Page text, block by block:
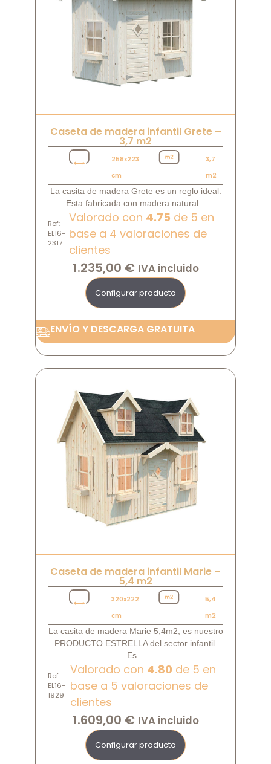
Caseta de madera infantil Grete –
3,7 m2
258x223
cm
3,7
m2
La casita de madera Grete es un reglo ideal.
Esta fabricada con madera natural...
Ref:
EL16-
2317
Valorado con 4.75 de 5 en
base a 4 valoraciones de
clientes
1.235,00 € IVA incluido
Configurar producto
ENVÍO Y DESCARGA GRATUITA
Caseta de madera infantil Marie –
5,4 m2
320x222
cm
5,4
m2
La casita de madera Marie 5,4m2, es nuestro
PRODUCTO ESTRELLA del sector infantil.
Es...
Ref:
EL16-
1929
Valorado con 4.80 de 5 en
base a 5 valoraciones de
clientes
1.609,00 € IVA incluido
Configurar producto